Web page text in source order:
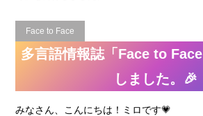
Face to Face
多言語情報誌「Face to
しました。🎉
みなさん、こんにちは！ミロです💗